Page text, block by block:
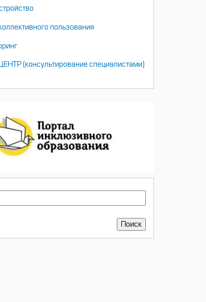
пользования
(консультирование специалистами)